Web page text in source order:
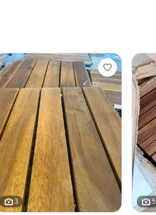
3 5